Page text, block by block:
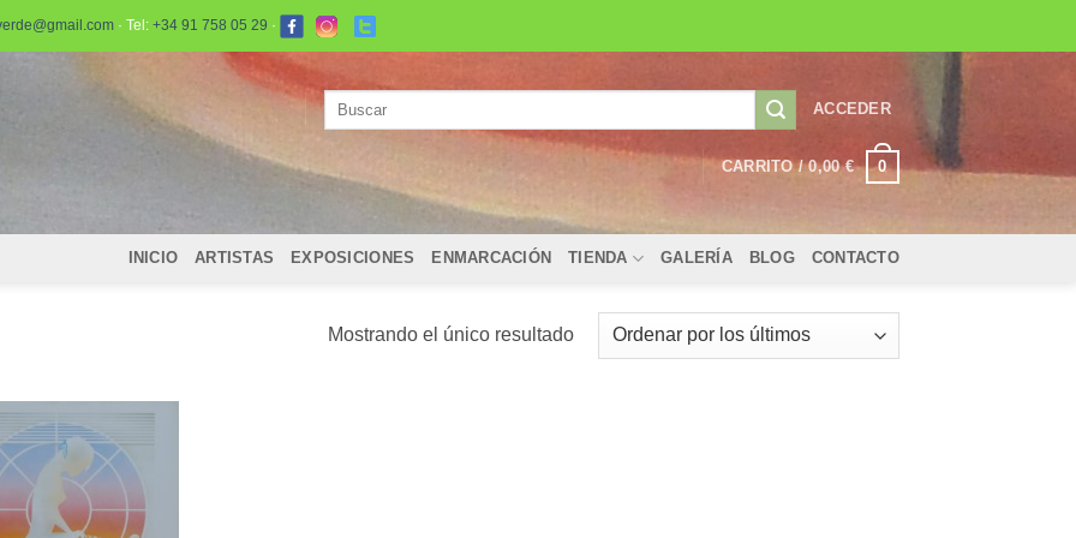
· Tel: +34 91 758 05 29 ·
ACCEDER
CARRITO /0,00€ 0
INICIO ARTISTAS EXPOSICIONES ENMARCACIÓN TIENDA GALERÍA BLOG CONTACTO
Mostrando el único resultado